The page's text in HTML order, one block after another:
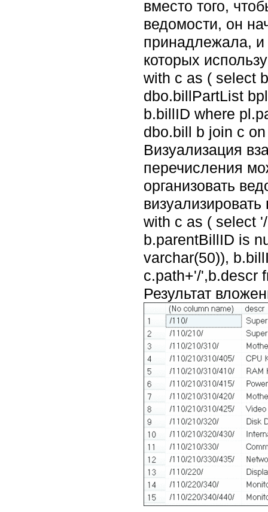
вместо того,
ведомости, он
принадлежала, и
которых
with c as ( select
dbo.billPartList
b.billID where
dbo.bill b join c
Визуализация
перечисления
организовать
with c as ( select
b.parentBillID is
varchar(50)),
c.path+'/',b.descr
Результат